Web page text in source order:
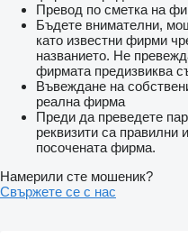
Превод по сметка на
Бъдете внимателни,
като известни фирми
названието. Не
фирмата предизвиква
Въвеждане на
реална фирма
Преди да преведете
реквизити са правилни
посочената фирма.
Намерили сте мошеник?
Свържете се с нас